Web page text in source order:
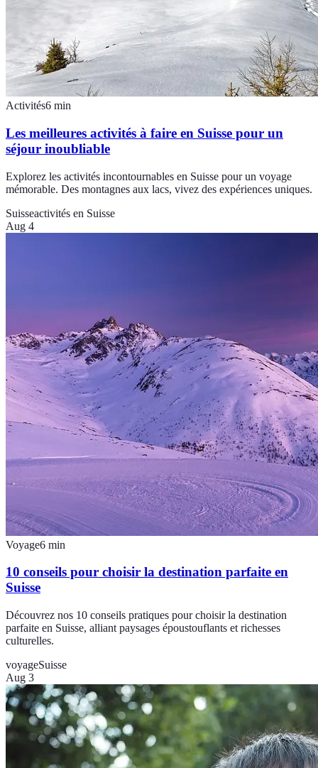
Activités6 min
Les meilleures activités à faire en Suisse pour un
séjour inoubliable
Explorez les activités incontournables en Suisse pour un voyage
mémorable. Des montagnes aux lacs, vivez des expériences uniques.
Suisseactivités en Suisse
Aug 4
Voyage6 min
10 conseils pour choisir la destination parfaite en
Suisse
Découvrez nos 10 conseils pratiques pour choisir la destination
parfaite en Suisse, alliant paysages époustouflants et richesses
culturelles.
voyageSuisse
Aug 3